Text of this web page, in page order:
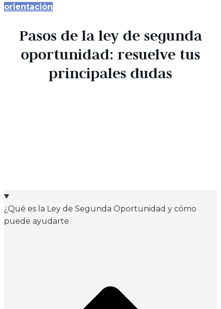
orientación
Pasos de la ley de segunda
oportunidad: resuelve tus
principales dudas
¿Qué es la Ley de Segunda Oportunidad y cómo
puede ayudarte